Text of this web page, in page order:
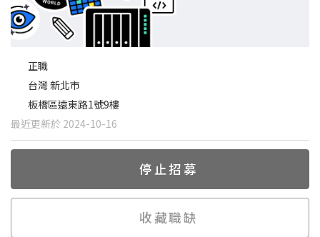
正職
台灣 新北市
板橋區遠東路1號9樓
最近更新於 2024-10-16
停止招募
收藏職缺